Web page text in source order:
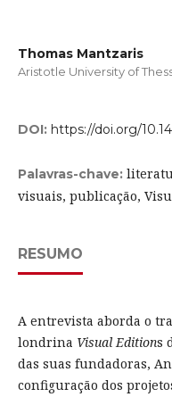
Thomas Mantzaris
Aristotle University of
DOI: https://doi.org/
Palavras-chave:
visuais, publicação,
RESUMO
A entrevista aborda o
londrina Visual Editions
das suas fundadoras,
configuração dos